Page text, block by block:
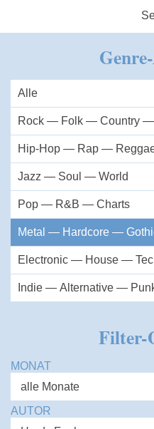
Alle
Rock — Folk — Country
Hip-Hop — Rap —
Jazz — Soul — World
Pop — R&B — Charts
Metal — Hardcore —
Electronic — House —
Indie — Alternative —
Filter-
MONAT
AUTOR